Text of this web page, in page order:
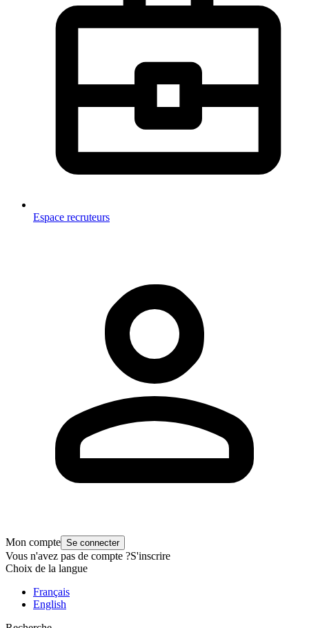
Espace recruteurs
Mon compte Se connecter
Vous n'avez pas de compte ?S'inscrire
Choix de la langue
Français
English